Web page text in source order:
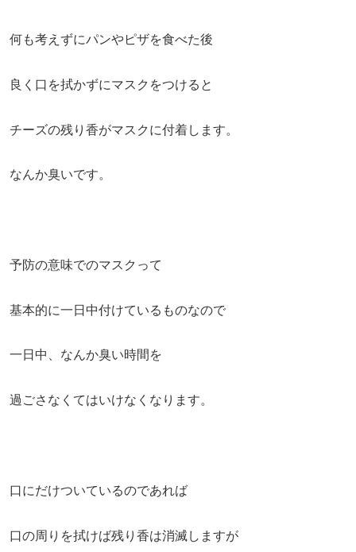
何も考えずにパンやピザを食べた後
良く口を拭かずにマスクをつけると
チーズの残り香がマスクに付着します。
なんか臭いです。
予防の意味でのマスクって
基本的に一日中付けているものなので
一日中、なんか臭い時間を
過ごさなくてはいけなくなります。
口にだけついているのであれば
口の周りを拭けば残り香は消滅しますが